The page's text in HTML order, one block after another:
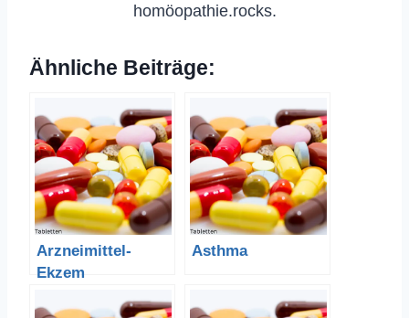
homöopathie.rocks.
Ähnliche Beiträge:
Arzneimittel-
Ekzem
Asthma